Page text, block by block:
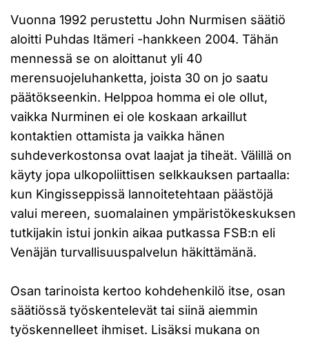
Vuonna 1992 perustettu John Nurmisen säätiö
aloitti Puhdas Itämeri -hankkeen 2004. Tähän
mennessä se on aloittanut yli 40
merensuojeluhanketta, joista 30 on jo saatu
päätökseenkin. Helppoa homma ei ole ollut,
vaikka Nurminen ei ole koskaan arkaillut
kontaktien ottamista ja vaikka hänen
suhdeverkostonsa ovat laajat ja tiheät. Välillä on
käyty jopa ulkopoliittisen selkkauksen partaalla:
kun Kingisseppissä lannoitetehtaan päästöjä
valui mereen, suomalainen ympäristökeskuksen
tutkijakin istui jonkin aikaa putkassa FSB:n eli
Venäjän turvallisuuspalvelun häkittämänä.
Osan tarinoista kertoo kohdehenkilö itse, osan
säätiössä työskentelevät tai siinä aiemmin
työskennelleet ihmiset. Lisäksi mukana on